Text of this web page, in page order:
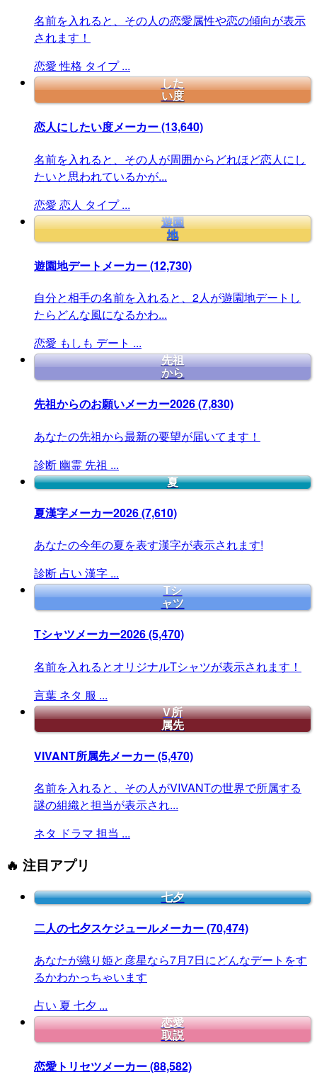
名前を入れると、その人の恋愛属性や恋の傾向が表示
されます！
恋愛 性格 タイプ ...
した
い度
恋人にしたい度メーカー(13,640)
名前を入れると、その人が周囲からどれほど恋人にし
たいと思われているかが...
恋愛 恋人 タイプ ...
遊園
地
遊園地デートメーカー(12,730)
自分と相手の名前を入れると、2人が遊園地デートし
たらどんな風になるかわ...
恋愛 もしも デート ...
先祖
から
先祖からのお願いメーカー2026(7,830)
あなたの先祖から最新の要望が届いてます！
診断 幽霊 先祖 ...
夏
夏漢字メーカー2026(7,610)
あなたの今年の夏を表す漢字が表示されます!
診断 占い 漢字 ...
Tシ
ャツ
Tシャツメーカー2026(5,470)
名前を入れるとオリジナルTシャツが表示されます！
言葉 ネタ 服 ...
V所
属先
VIVANT所属先メーカー(5,470)
名前を入れると、その人がVIVANTの世界で所属する
謎の組織と担当が表示され...
ネタ ドラマ 担当 ...
🔥 注目アプリ
七夕
二人の七夕スケジュールメーカー(70,474)
あなたが織り姫と彦星なら7月7日にどんなデートをす
るかわかっちゃいます
占い 夏 七夕 ...
恋愛
取説
恋愛トリセツメーカー(88,582)